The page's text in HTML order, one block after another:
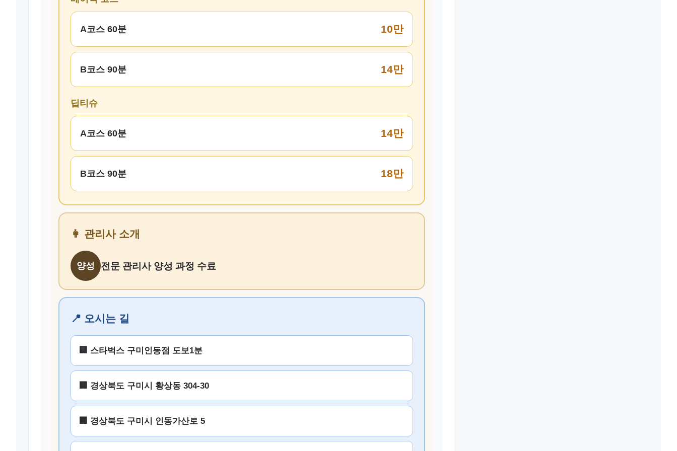
A코스 60분 10만
B코스 90분 14만
딥티슈
A코스 60분 14만
B코스 90분 18만
👩 관리사 소개
양성 전문 관리사 양성 과정 수료
📍 오시는 길
🏢 스타벅스 구미인동점 도보1분
🏢 경상북도 구미시 황상동 304-30
🏢 경상북도 구미시 인동가산로 5